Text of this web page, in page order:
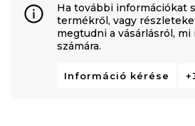
Ha további információkat
termékről, vagy
megtudni a vásárlásról,
számára.
Információ kérése